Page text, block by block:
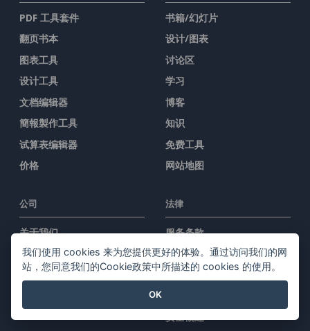
PDF 工具套件
翻页书本
图表工具
设计工具
文档编辑器
簡報製作工具
试算表编辑器
价格
书籍/幻灯片
设计/图表
讨论区
学习
博客
知识
免费工具
网站地图
公司
关于我们
新闻中心
媒体工具包
法律
服务条款
AI Policy
隐私政策
我们使用 cookies 来为您提供更好的体验。通过访问我们的网
站，您同意我们的Cookie政策中所描述的 cookies 的使用。
OK